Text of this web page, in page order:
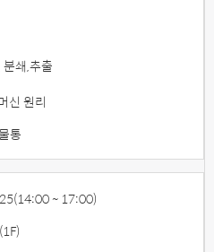
쇄,추출
신 원리
통
(14:00 ~ 17:00)